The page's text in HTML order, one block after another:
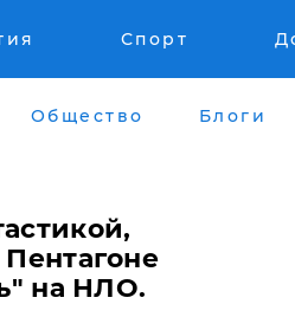
Спорт
Общество Блоги
на НЛО.